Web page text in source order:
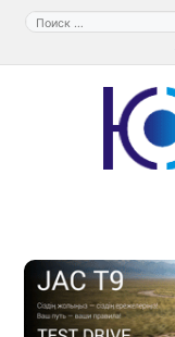
Перейти
содержимому
Поиск: